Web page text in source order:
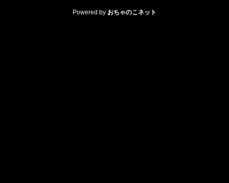
Powered by おちゃのこネット